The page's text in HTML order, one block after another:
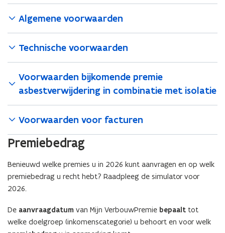
Algemene voorwaarden
Technische voorwaarden
Voorwaarden bijkomende premie
asbestverwijdering in combinatie met isolatie
Voorwaarden voor facturen
Premiebedrag
Benieuwd welke premies u in 2026 kunt aanvragen en op welk
premiebedrag u recht hebt? Raadpleeg de simulator voor
2026.
De aanvraagdatum van Mijn VerbouwPremie bepaalt tot
welke doelgroep (inkomenscategorie) u behoort en voor welk